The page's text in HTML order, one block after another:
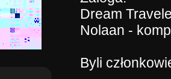
Dream
Nolaan -
Byli